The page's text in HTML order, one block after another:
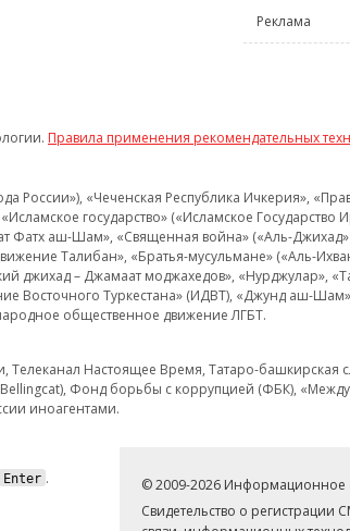
Реклама
Правила применения рекомендательных
«Чеченская Республика Ичкерия»,
государство» («Исламское
аш-Шам», «Священная война» («Аль-Джихад»
Талибан», «Братья-мусульмане» («Аль-
джихад – Джамаат моджахедов», «Нурджулар»,
Восточного Туркестана» (ИДВТ), «Джунд аш-
общественное движение ЛГБТ.
Телеканал Настоящее Время, Татаро-
Фонд борьбы с коррупцией (ФБК),
иноагентами.
Enter .
© 2009-2026 Информационное
Свидетельство о